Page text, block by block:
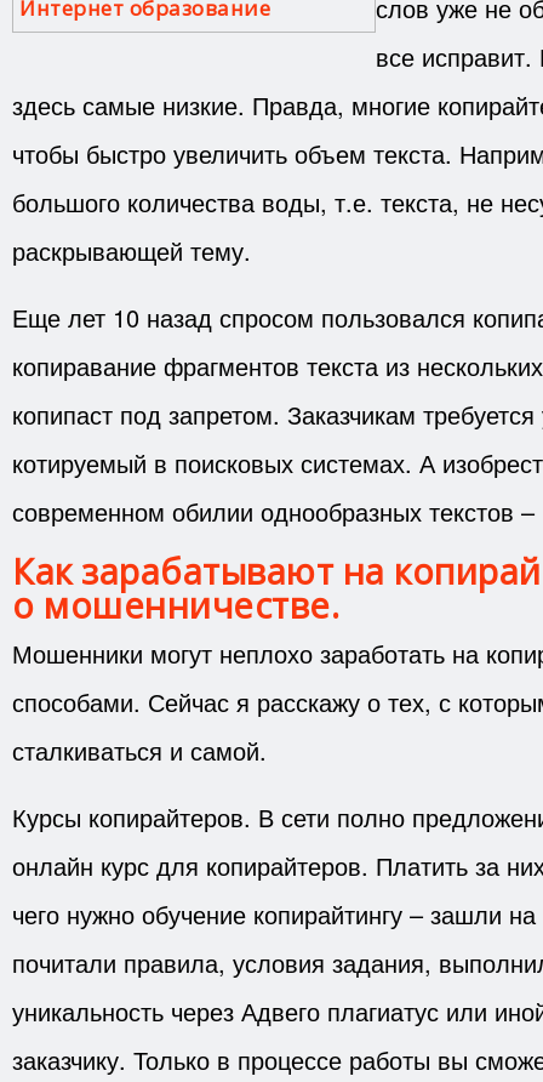
Интернет образование
слов уже не
все исправит.
здесь самые низкие. Правда, многие
чтобы быстро увеличить объем текста.
большого количества воды, т.е. текста, не
раскрывающей тему.
Еще лет 10 назад спросом пользовался
копиравание фрагментов текста из
копипаст под запретом. Заказчикам
котируемый в поисковых системах. А
современном обилии однообразных текстов
Как зарабатывают на
о мошенничестве.
Мошенники могут неплохо заработать на
способами. Сейчас я расскажу о тех, с
сталкиваться и самой.
Курсы копирайтеров. В сети полно
онлайн курс для копирайтеров. Платить за
чего нужно обучение копирайтингу – зашли
почитали правила, условия задания,
уникальность через Адвего плагиатус или
заказчику. Только в процессе работы вы